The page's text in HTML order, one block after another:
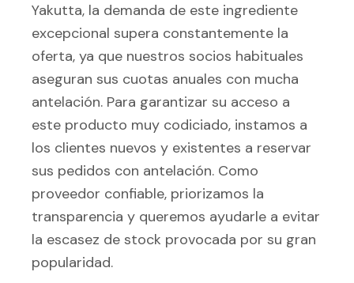
Yakutta, la demanda de este ingrediente
excepcional supera constantemente la
oferta, ya que nuestros socios habituales
aseguran sus cuotas anuales con mucha
antelación. Para garantizar su acceso a
este producto muy codiciado, instamos a
los clientes nuevos y existentes a reservar
sus pedidos con antelación. Como
proveedor confiable, priorizamos la
transparencia y queremos ayudarle a evitar
la escasez de stock provocada por su gran
popularidad.